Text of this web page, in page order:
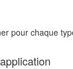
pour chaque